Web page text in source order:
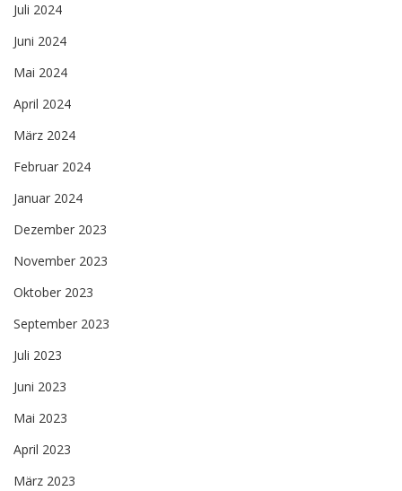
Juli 2024
Juni 2024
Mai 2024
April 2024
März 2024
Februar 2024
Januar 2024
Dezember 2023
November 2023
Oktober 2023
September 2023
Juli 2023
Juni 2023
Mai 2023
April 2023
März 2023